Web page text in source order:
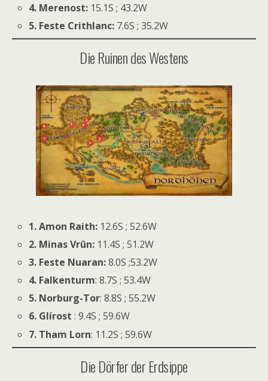
4. Merenost: 15.1S ; 43.2W
5. Feste Crithlanc: 7.6S ; 35.2W
Die Ruinen des Westens
1. Amon Raith: 12.6S ; 52.6W
2. Minas Vrûn: 11.4S ; 51.2W
3. Feste Nuaran:8.0S ;53.2W
4. Falkenturm: 8.7S ; 53.4W
5. Norburg-Tor: 8.8S ; 55.2W
6. Glírost: 9.4S ; 59.6W
7. Tham Lorn: 11.2S ; 59.6W
Die Dörfer der Erdsippe